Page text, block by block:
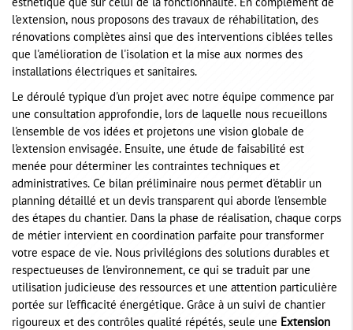
esthétique que sur celui de la fonctionnalité. En complément de
l'extension, nous proposons des travaux de réhabilitation, des
rénovations complètes ainsi que des interventions ciblées telles
que l'amélioration de l'isolation et la mise aux normes des
installations électriques et sanitaires.
Le déroulé typique d'un projet avec notre équipe commence par
une consultation approfondie, lors de laquelle nous recueillons
l'ensemble de vos idées et projetons une vision globale de
l'extension envisagée. Ensuite, une étude de faisabilité est
menée pour déterminer les contraintes techniques et
administratives. Ce bilan préliminaire nous permet d'établir un
planning détaillé et un devis transparent qui aborde l'ensemble
des étapes du chantier. Dans la phase de réalisation, chaque corps
de métier intervient en coordination parfaite pour transformer
votre espace de vie. Nous privilégions des solutions durables et
respectueuses de l'environnement, ce qui se traduit par une
utilisation judicieuse des ressources et une attention particulière
portée sur l'efficacité énergétique. Grâce à un suivi de chantier
rigoureux et des contrôles qualité répétés, seule une
Extension